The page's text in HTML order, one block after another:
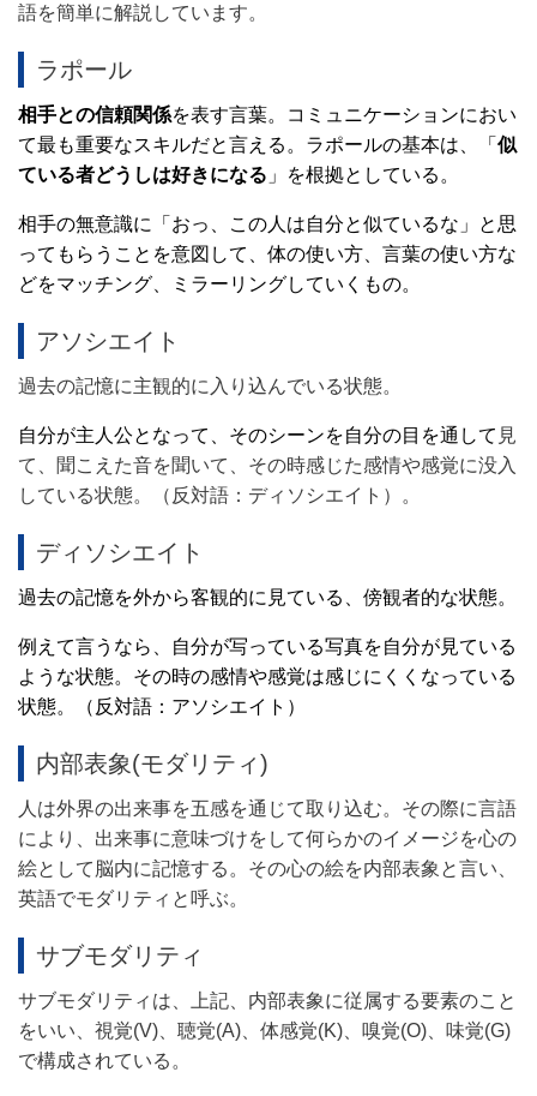
語を簡単に解説しています。
ラポール
相手との信頼関係を表す言葉。コミュニケーションにおい
て最も重要なスキルだと言える。ラポールの基本は、「 似
ている者どうしは好きになる 」を根拠としている。
相手の無意識に「おっ、この人は自分と似ているな」と思
ってもらうことを意図して、体の使い方、言葉の使い方な
どをマッチング、ミラーリングしていくもの。
アソシエイト
過去の記憶に主観的に入り込んでいる状態。
自分が主人公となって、そのシーンを自分の目を通して 見
て、聞こえた音を聞いて、その時感じた感情や感覚に没入
している状態。（反対語：ディソシエイト）。
ディソシエイト
過去の記憶を外から客観的に見ている、傍観者的な状態。
例えて言うなら、自分が写っている写真を自分が見ている
ような状態。その時の感情や感覚は感じにくくなっている
状態。（反対語：アソシエイト）
内部表象(モダリティ)
人は外界の出来事を五感を通じて取り込む。その際に言語
により、出来事に意味づけをして何らかのイメージを心の
絵として脳内に記憶する。その心の絵を内部表象と言い、
英語でモダリティと呼ぶ。
サブモダリティ
サブモダリティ は、上記、内部表象に従属する要素のこと
をいい、 視覚(V) 、聴覚(A) 、体感覚(K) 、嗅覚(O) 、味覚(G)
で構成されている。